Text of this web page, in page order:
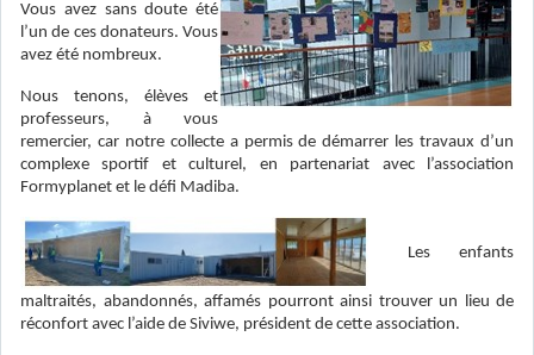
Vous avez sans doute été
l’un de ces donateurs. Vous
avez été nombreux.
Nous tenons, élèves et
professeurs, à vous
remercier, car notre collecte a permis de démarrer les travaux d’un
complexe sportif et culturel, en partenariat avec l’association
Formyplanet et le défi Madiba.
Les enfants
maltraités, abandonnés, affamés pourront ainsi trouver un lieu de
réconfort avec l’aide de Siviwe, président de cette association.